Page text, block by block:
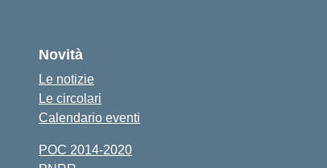
Novità
Le notizie
Le circolari
Calendario eventi
POC 2014-2020